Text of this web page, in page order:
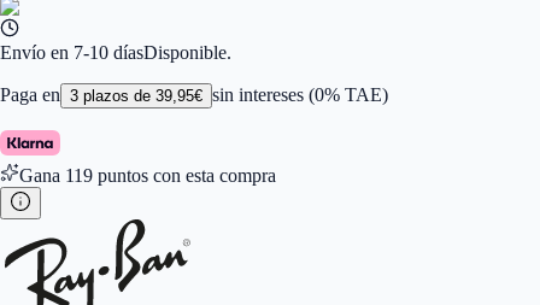
Forma:Cuadrada
Largo de la Varilla (mm) :150
Marca:Ray-Ban
Tipo de Cristales
Envío en 7-10 díasDisponible.
Paga en 3 plazos de 39,95€ sin intereses (0% TAE)
Gana 119 puntos con esta compra